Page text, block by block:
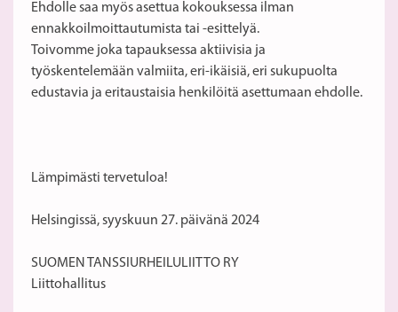
Ehdolle saa myös asettua kokouksessa ilman
ennakkoilmoittautumista tai -esittelyä.
Toivomme joka tapauksessa aktiivisia ja
työskentelemään valmiita, eri-ikäisiä, eri sukupuolta
edustavia ja eritaustaisia henkilöitä asettumaan ehdolle.
Lämpimästi tervetuloa!
Helsingissä, syyskuun 27. päivänä 2024
SUOMEN TANSSIURHEILULIITTO RY
Liittohallitus